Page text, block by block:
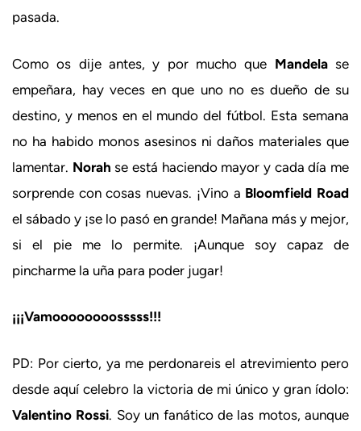
pasada.
Como os dije antes, y por mucho que Mandelase
empeñara, hay veces en que uno no es dueño de su
destino, y menos en el mundo del fútbol. Esta semana
no ha habido monos asesinos ni daños materiales que
lamentar. Norah se está haciendo mayor y cada día me
sorprende con cosas nuevas. ¡Vino a Bloomfield Road
el sábado y ¡se lo pasó en grande! Mañana más y mejor,
si el pie me lo permite. ¡Aunque soy capaz de
pincharme la uña para poder jugar!
¡¡¡Vamoooooooosssss!!!
PD: Por cierto, ya me perdonareis el atrevimiento pero
desde aquí celebro la victoria de mi único y gran ídolo:
Valentino Rossi. Soy un fanático de las motos, aunque